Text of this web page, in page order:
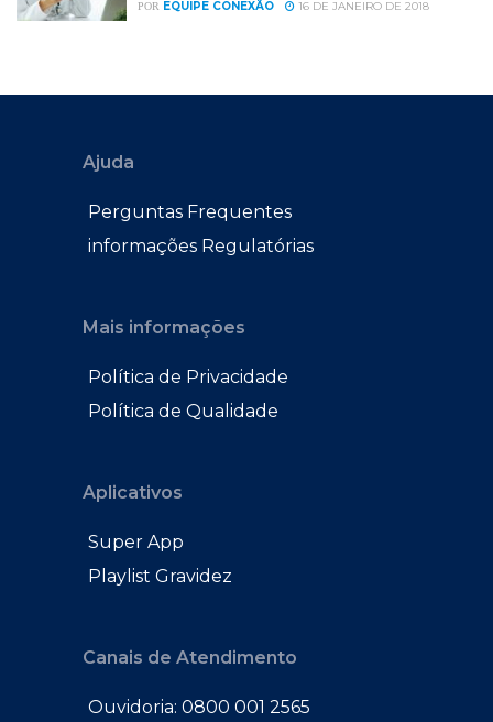
POR EQUIPE CONEXÃO 16 DE JANEIRO DE 2018
Ajuda
Perguntas Frequentes
informações Regulatórias
Mais informações
Política de Privacidade
Política de Qualidade
Aplicativos
Super App
Playlist Gravidez
Canais de Atendimento
Ouvidoria: 0800 001 2565